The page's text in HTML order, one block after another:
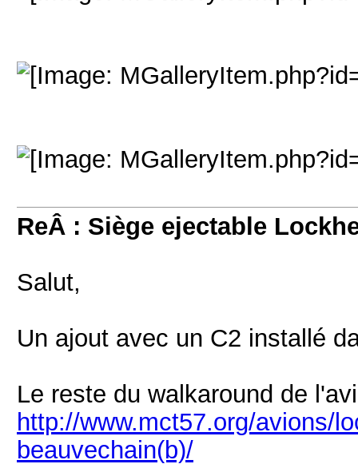
ReÂ : Siège ejectable
Salut,
Un ajout avec un C2 installé
Le reste du walkaround de
http://www.mct57.org/avions/
beauvechain(b)/